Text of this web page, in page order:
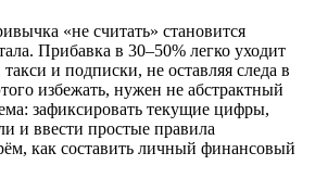
«не считать» становится
Прибавка в 30–50% легко уходит
и подписки, не оставляя следа в
избежать, нужен не абстрактный
зафиксировать текущие цифры,
и ввести простые правила
как составить личный финансовый